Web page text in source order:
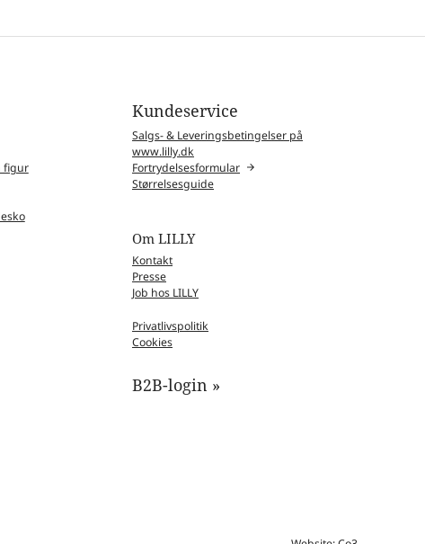
figur
Kundeservice
Salgs- & Leveringsbetingelser på
www.lilly.dk
Fortrydelsesformular
Størrelsesguide
Om LILLY
Kontakt
Presse
Job hos LILLY
Privatlivspolitik
Cookies
B2B-login »